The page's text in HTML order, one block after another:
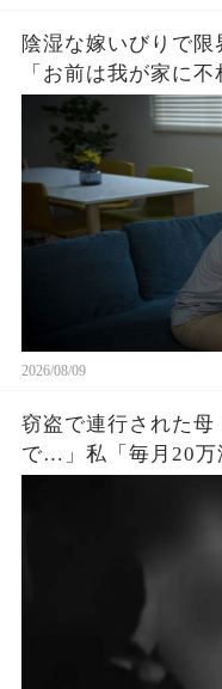
陰湿な嫁いびりで
「お前は我が家に
てせいせいするw
が開くと夫が足元か
2026/08/09
窃盗で連行された
で…」私「毎月20万
っ…？」➡通帳に映